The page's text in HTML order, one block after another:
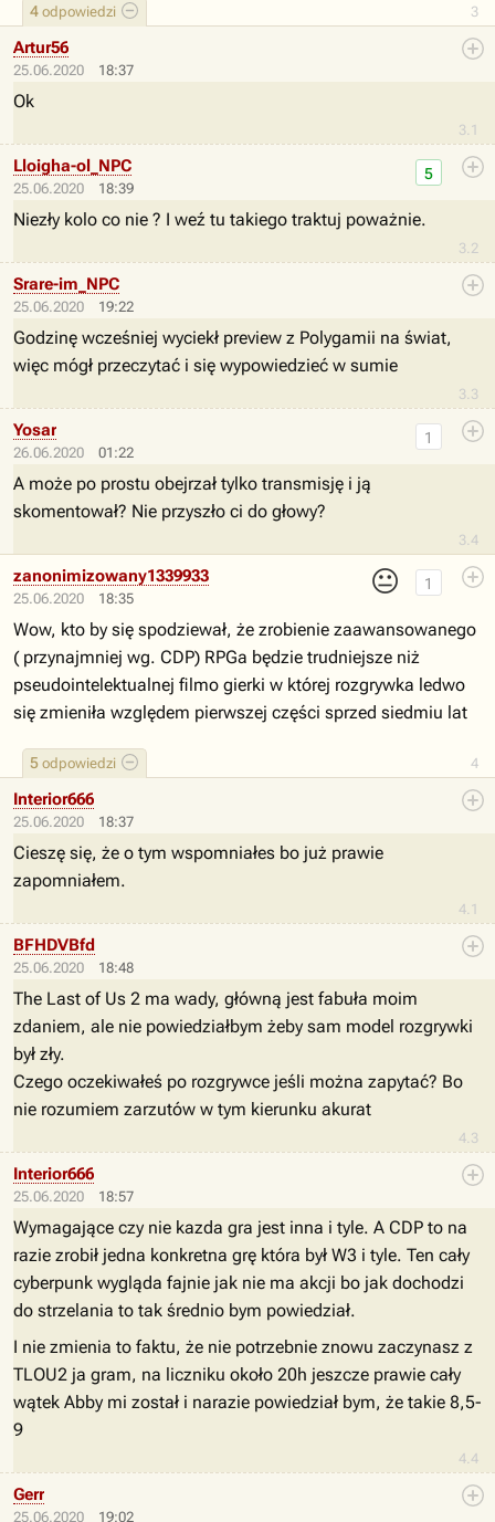
3
4 odpowiedzi
25.06.2020 18:37
3.1
Artur56
Ok
25.06.2020 18:39
3.2
5
Lloigha-ol_NPC
Niezły kolo co nie ? I weź tu takiego traktuj poważnie.
25.06.2020 19:22
3.3
Srare-im_NPC
Godzinę wcześniej wyciekł preview z Polygamii na świat,
więc mógł przeczytać i się wypowiedzieć w sumie
26.06.2020 01:22
3.4
1
Yosar
A może po prostu obejrzał tylko transmisję i ją
skomentował? Nie przyszło ci do głowy?
25.06.2020 18:35
😐
4
1
5 odpowiedzi
zanonimizowany1339933
Wow, kto by się spodziewał, że zrobienie zaawansowanego
( przynajmniej wg. CDP) RPGa będzie trudniejsze niż
pseudointelektualnej filmo gierki w której rozgrywka ledwo
się zmieniła względem pierwszej części sprzed siedmiu lat
25.06.2020 18:37
4.1
Interior666
Cieszę się, że o tym wspomniałes bo już prawie
zapomniałem.
25.06.2020 18:48
4.3
BFHDVBfd
The Last of Us 2 ma wady, główną jest fabuła moim
zdaniem, ale nie powiedziałbym żeby sam model rozgrywki
był zły.
Czego oczekiwałeś po rozgrywce jeśli można zapytać? Bo
nie rozumiem zarzutów w tym kierunku akurat
25.06.2020 18:57
4.4
Interior666
Wymagające czy nie kazda gra jest inna i tyle. A CDP to na
razie zrobił jedna konkretna grę która był W3 i tyle. Ten cały
cyberpunk wygląda fajnie jak nie ma akcji bo jak dochodzi
do strzelania to tak średnio bym powiedział.
I nie zmienia to faktu, że nie potrzebnie znowu zaczynasz z
TLOU2 ja gram, na liczniku około 20h jeszcze prawie cały
wątek Abby mi został i narazie powiedział bym, że takie 8,5-
9
25.06.2020 19:02
Gerr